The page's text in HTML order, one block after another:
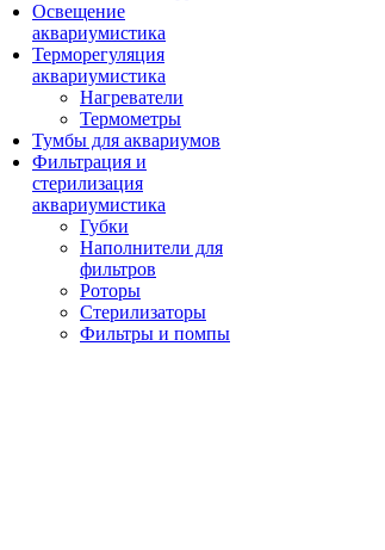
Освещение
аквариумистика
Терморегуляция
аквариумистика
Нагреватели
Термометры
Тумбы для аквариумов
Фильтрация и
стерилизация
аквариумистика
Губки
Наполнители для
фильтров
Роторы
Стерилизаторы
Фильтры и помпы